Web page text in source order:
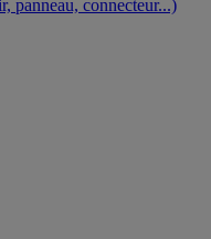
panneau, connecteur...)